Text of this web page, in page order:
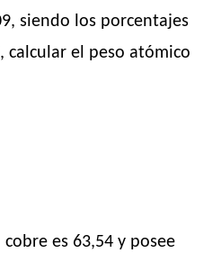
siendo los porcentajes
calcular el peso atómico
es 63,54 y posee